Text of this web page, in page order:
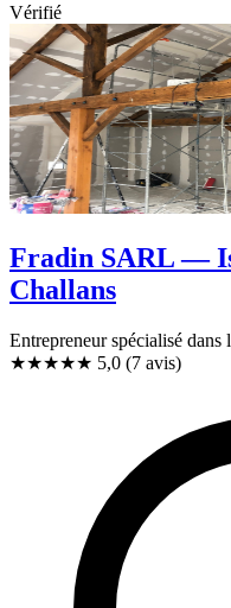
Vérifié
Fradin SARL —
Challans
Entrepreneur spécialisé dans
★★★★★ 5,0 (7 avis)